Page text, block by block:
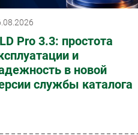
Pro 3.3: простота
и
в новой
службы каталога